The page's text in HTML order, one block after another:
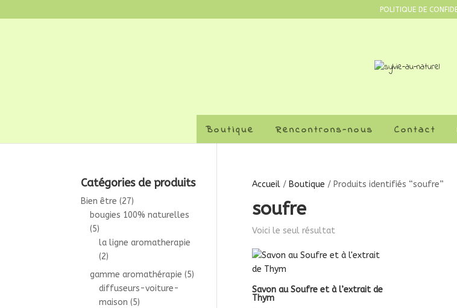
POLITIQUE DE
Boutique Rencontrons-nous Contact
Accueil/ Boutique / Produits identifiés “soufre”
soufre
Voici le seul résultat
Savon au Soufre et à l’extrait de
Thym
Catégories de produits
Bien être (27)
bougies 100% naturelles
(5)
la ligne aromatherapie
(2)
gamme aromathérapie (5)
diffuseurs-voiture-
maison (5)